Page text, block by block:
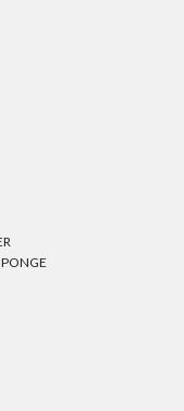
PONGE